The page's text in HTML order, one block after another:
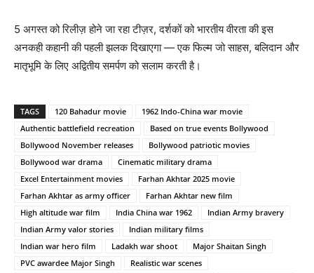
5 अगस्त को रिलीज़ होने जा रहा टीज़र, दर्शकों को भारतीय वीरता की इस
अनकही कहानी की पहली झलक दिखाएगा — एक फिल्म जो साहस, बलिदान और
मातृभूमि के लिए अद्वितीय समर्पण को सलाम करती है।
TAGS 120 Bahadur movie
1962 Indo-China war movie
Authentic battlefield recreation
Based on true events Bollywood
Bollywood November releases
Bollywood patriotic movies
Bollywood war drama
Cinematic military drama
Excel Entertainment movies
Farhan Akhtar 2025 movie
Farhan Akhtar as army officer
Farhan Akhtar new film
High altitude war film
India China war 1962
Indian Army bravery
Indian Army valor stories
Indian military films
Indian war hero film
Ladakh war shoot
Major Shaitan Singh
PVC awardee Major Singh
Realistic war scenes